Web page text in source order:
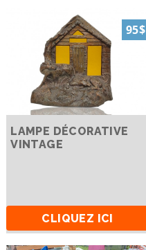
95$
LAMPE DÉCORATIVE
VINTAGE
CLIQUEZ ICI